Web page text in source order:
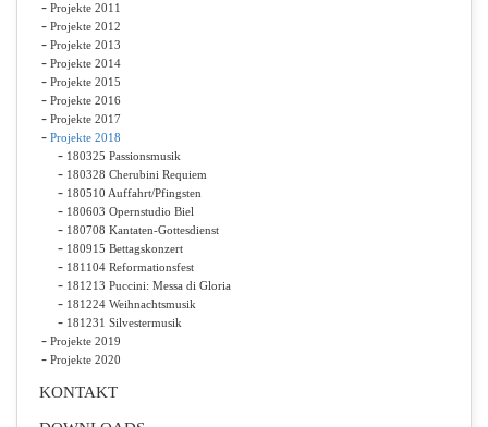
Projekte 2011
Projekte 2012
Projekte 2013
Projekte 2014
Projekte 2015
Projekte 2016
Projekte 2017
Projekte 2018
180325 Passionsmusik
180328 Cherubini Requiem
180510 Auffahrt/Pfingsten
180603 Opernstudio Biel
180708 Kantaten-Gottesdienst
180915 Bettagskonzert
181104 Reformationsfest
181213 Puccini: Messa di Gloria
181224 Weihnachtsmusik
181231 Silvestermusik
Projekte 2019
Projekte 2020
KONTAKT